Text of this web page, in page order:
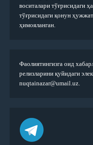
воситалари тўғрисидаги
тўғрисидаги қонун
ҳимояланган.
Фаолиятингизга оид
релизларини қуйидаги
nuqtainazar@umail.uz.